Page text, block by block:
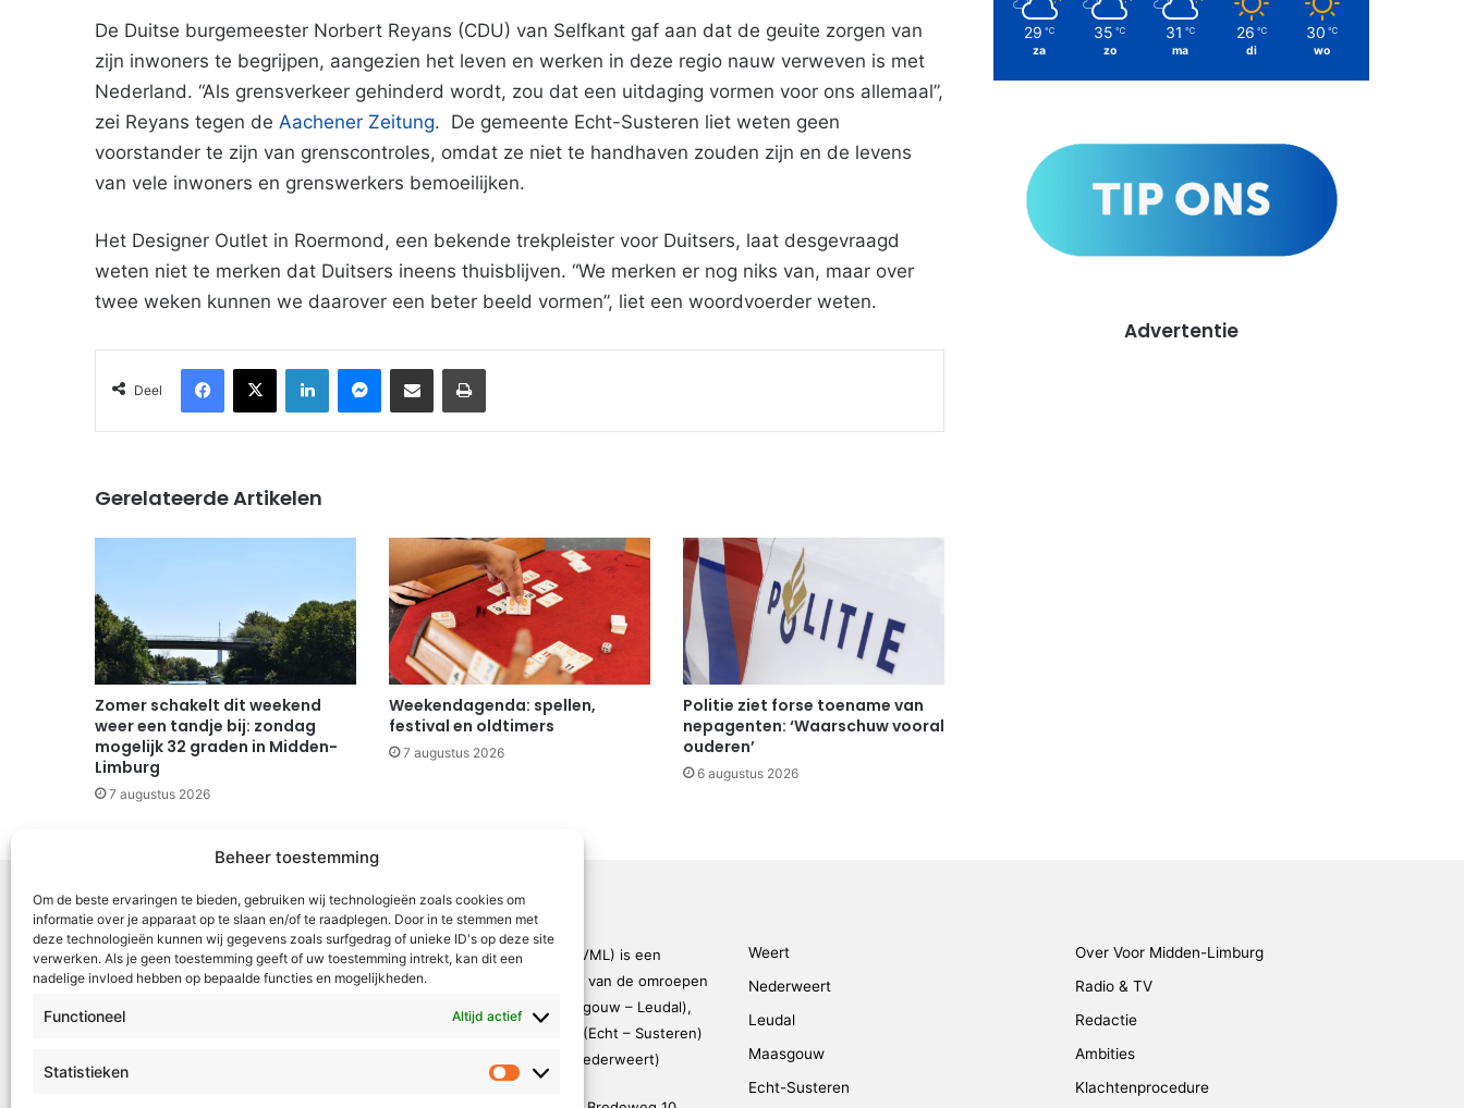
Beheer toestemming
Om de beste ervaringen te bieden, gebruiken wij technologieën zoals cookies om
informatie over je apparaat op te slaan en/of te raadplegen. Door in te stemmen met
deze technologieën kunnen wij gegevens zoals surfgedrag of unieke ID's op deze site
verwerken. Als je geen toestemming geeft of uw toestemming intrekt, kan dit een
nadelige invloed hebben op bepaalde functies en mogelijkheden.
Functioneel Altijd actief
Statistieken
Statistieken
De Duitse burgemeester Norbert Reyans (CDU) van Selfkant gaf aan dat de geuite zorgen van
zijn inwoners te begrijpen, aangezien het leven en werken in deze regio nauw verweven is met
Nederland. “Als grensverkeer gehinderd wordt, zou dat een uitdaging vormen voor ons allemaal”,
zei Reyans tegen de Aachener Zeitung. De gemeente Echt-Susteren liet weten geen
voorstander te zijn van grenscontroles, omdat ze niet te handhaven zouden zijn en de levens
van vele inwoners en grenswerkers bemoeilijken.
Het Designer Outlet in Roermond, een bekende trekpleister voor Duitsers, laat desgevraagd
weten niet te merken dat Duitsers ineens thuisblijven. “We merken er nog niks van, maar over
twee weken kunnen we daarover een beter beeld vormen”, liet een woordvoerder weten.
Deel
Facebook
X LinkedInMessenger
Deel via Email Print
Gerelateerde Artikelen
Zomer schakelt dit weekend
weer een tandje bij: zondag
mogelijk 32 graden in Midden-
Limburg
7 augustus 2026
Weekendagenda: spellen,
festival en oldtimers
7 augustus 2026
Politie ziet forse toename van
nepagenten: ‘Waarschuw vooral
ouderen’
6 augustus 2026
29 ℃
za
35 ℃
zo
31 ℃
ma
26 ℃
di
30 ℃
wo
Advertentie
Voor Midden-Limburg (VML) is een
samenwerkingsverband van de omroepen
ML5 (Roermond – Maasgouw – Leudal),
OR6 (Roerdalen), SOL2 (Echt – Susteren)
en WeertFM (Weert – Nederweert)
Weert
Nederweert
Leudal
Maasgouw
Echt-Susteren
Over Voor Midden-Limburg
Radio & TV
Redactie
Ambities
Klachtenprocedure